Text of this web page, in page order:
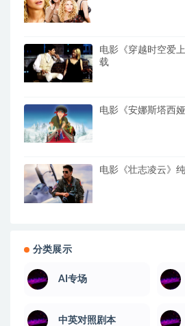
电影《穿越时空爱
载
电影《安娜斯塔西
电影《壮志凌云》
分类展示
AI专场
中英对照剧本